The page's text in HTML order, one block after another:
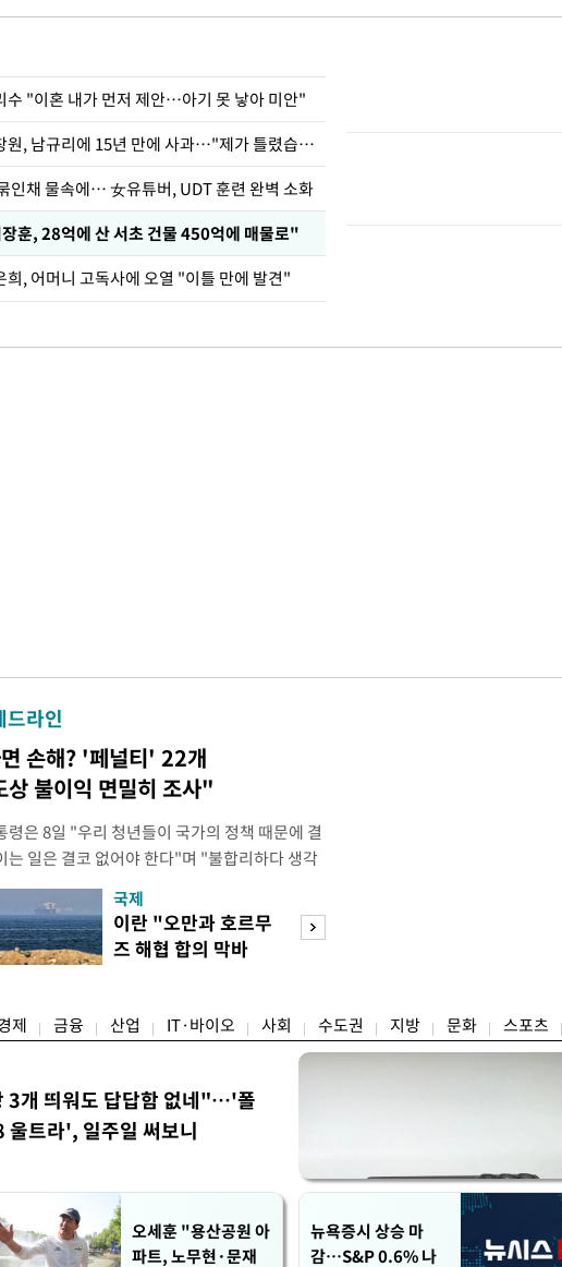
수 "이혼 내가 먼저 제안…아기 못 낳아 미안"
표창원, 남규리에 15년 만에 사과…"제가 틀렸습니다"
인채 물속에… 女유튜버, UDT 훈련 완벽 소화
훈, 28억에 산 서초 건물 450억에 매물로"
희, 어머니 고독사에 오열 "이틀 만에 발견"
드라인
손해? '페널티' 22개
불이익 면밀히 조사"
령은 8일 "우리 청년들이 국가의 정책 때문에 결
는 일은 결코 없어야 한다"며 "불합리하다 생각
있을 경우 편하게 말씀해주시면 좋겠다"고 했
은 이날 오후 X(옛 트위터)에 '청년들의 목소리
페널티 22개' 자료를 공유하며 이같이 적었다.
"결혼으로 인해 겪을 수 있는 제도
국제
이란 "오만과 호르무
즈 해협 합의 막바
제 금융 산업 IT·바이오 사회 수도권 지방 문화 스포츠
3개 띄워도 답답함 없네"…'폴
울트라', 일주일 써보니
오세훈 "용산공원 아
파트, 노무현·문재
뉴욕증시 상승 마
감…S&P 0.6% 나